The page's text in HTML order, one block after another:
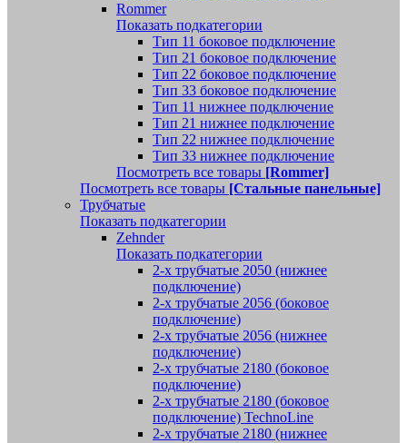
Rommer
Показать подкатегории
Тип 11 боковое подключение
Тип 21 боковое подключение
Тип 22 боковое подключение
Тип 33 боковое подключение
Тип 11 нижнее подключение
Тип 21 нижнее подключение
Тип 22 нижнее подключение
Тип 33 нижнее подключение
Посмотреть все товары [Rommer]
Посмотреть все товары [Стальные панельные]
Трубчатые
Показать подкатегории
Zehnder
Показать подкатегории
2-х трубчатые 2050 (нижнее
подключение)
2-х трубчатые 2056 (боковое
подключение)
2-х трубчатые 2056 (нижнее
подключение)
2-х трубчатые 2180 (боковое
подключение)
2-х трубчатые 2180 (боковое
подключение) TechnoLine
2-х трубчатые 2180 (нижнее